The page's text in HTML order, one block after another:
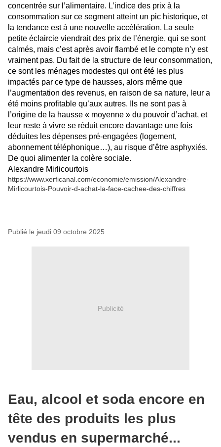
concentrée sur l’alimentaire. L’indice des prix à la
consommation sur ce segment atteint un pic historique, et
la tendance est à une nouvelle accélération. La seule
petite éclaircie viendrait des prix de l’énergie, qui se sont
calmés, mais c’est après avoir flambé et le compte n’y est
vraiment pas. Du fait de la structure de leur consommation,
ce sont les ménages modestes qui ont été les plus
impactés par ce type de hausses, alors même que
l’augmentation des revenus, en raison de sa nature, leur a
été moins profitable qu’aux autres. Ils ne sont pas à
l’origine de la hausse « moyenne » du pouvoir d’achat, et
leur reste à vivre se réduit encore davantage une fois
déduites les dépenses pré-engagées (logement,
abonnement téléphonique…), au risque d’être asphyxiés.
De quoi alimenter la colère sociale.
Alexandre Mirlicourtois
https://www.xerficanal.com/economie/emission/Alexandre-
Mirlicourtois-Pouvoir-d-achat-la-face-cachee-des-chiffres
Publié le jeudi 09 octobre 2025
Publicité
Eau, alcool et soda encore en
tête des produits les plus
vendus en supermarché...